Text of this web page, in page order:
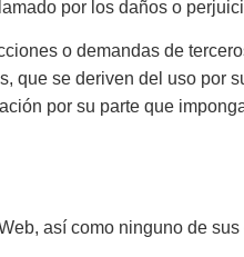
por los daños o
o demandas de
se deriven del uso por
por su parte que
así como ninguno de